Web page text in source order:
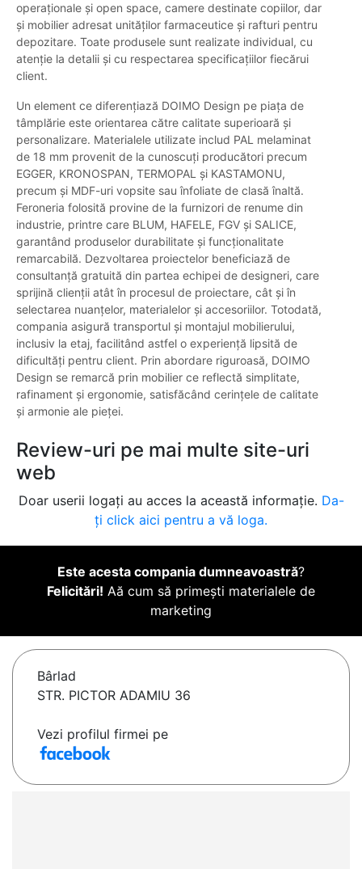
operaționale și open space, camere destinate copiilor, dar
și mobilier adresat unităților farmaceutice și rafturi pentru
depozitare. Toate produsele sunt realizate individual, cu
atenție la detalii și cu respectarea specificațiilor fiecărui
client.
Un element ce diferențiază DOIMO Design pe piața de
tâmplărie este orientarea către calitate superioară și
personalizare. Materialele utilizate includ PAL melaminat
de 18 mm provenit de la cunoscuți producători precum
EGGER, KRONOSPAN, TERMOPAL și KASTAMONU,
precum și MDF-uri vopsite sau înfoliate de clasă înaltă.
Feroneria folosită provine de la furnizori de renume din
industrie, printre care BLUM, HAFELE, FGV și SALICE,
garantând produselor durabilitate și funcționalitate
remarcabilă. Dezvoltarea proiectelor beneficiază de
consultanță gratuită din partea echipei de designeri, care
sprijină clienții atât în procesul de proiectare, cât și în
selectarea nuanțelor, materialelor și accesoriilor. Totodată,
compania asigură transportul și montajul mobilierului,
inclusiv la etaj, facilitând astfel o experiență lipsită de
dificultăți pentru client. Prin abordare riguroasă, DOIMO
Design se remarcă prin mobilier ce reflectă simplitate,
rafinament și ergonomie, satisfăcând cerințele de calitate
și armonie ale pieței.
Review-uri pe mai multe site-uri
web
Doar userii logați au acces la această informație. Da-
ți click aici pentru a vă loga.
Este acesta compania dumneavoastră?
Felicitări! Aă cum să primești materialele de
marketing
Bârlad
STR. PICTOR ADAMIU 36
Vezi profilul firmei pe